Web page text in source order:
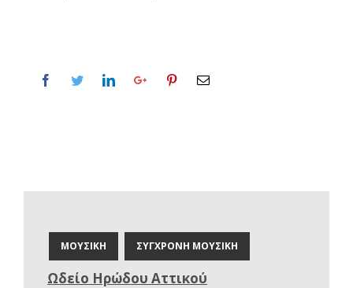
ΜΟΥΣΙΚΗ ΣΥΓΧΡΟΝΗ ΜΟΥΣΙΚΗ
Ωδείο Ηρώδου Αττικού